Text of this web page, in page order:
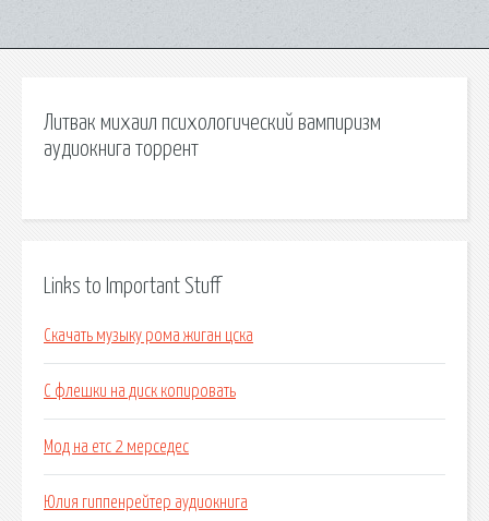
Литвак михаил психологический вампиризм
аудиокнига торрент
Links to Important Stuff
Скачать музыку рома жиган цска
С флешки на диск копировать
Мод на етс 2 мерседес
Юлия гиппенрейтер аудиокнига